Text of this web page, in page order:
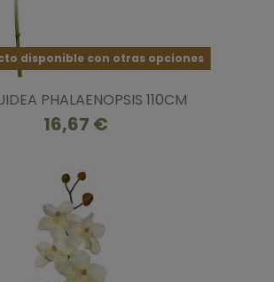
disponible con otras opciones
PHALAENOPSIS 110CM
16,67 €